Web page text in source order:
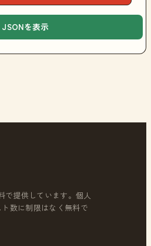
JSONを表示
で提供しています。個人
数に制限はなく無料で